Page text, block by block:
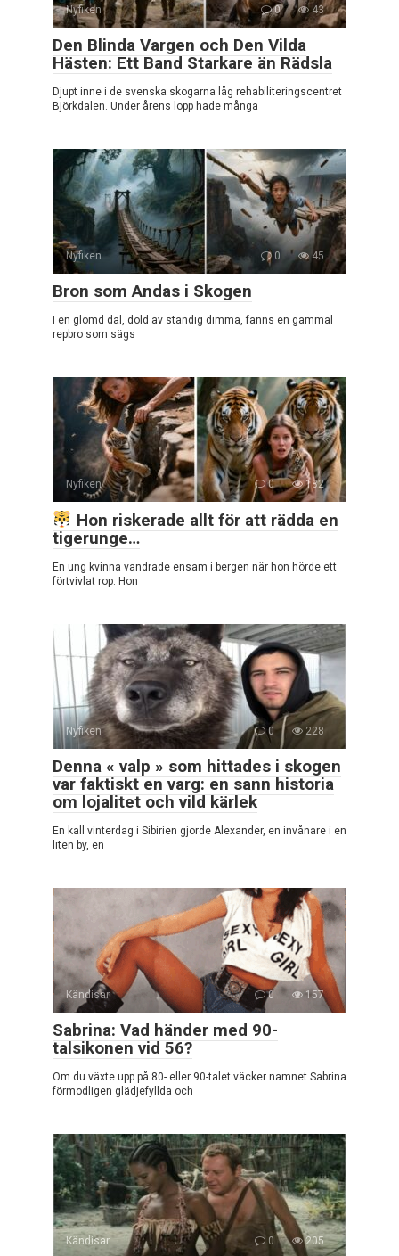
Nyfiken 0 43
Den Blinda Vargen och Den Vilda
Hästen: Ett Band Starkare än Rädsla
Djupt inne i de svenska skogarna låg rehabiliteringscentret
Björkdalen. Under årens lopp hade många
Nyfiken 0 45
Bron som Andas i Skogen
I en glömd dal, dold av ständig dimma, fanns en gammal
repbro som sägs
Nyfiken 0 182
Hon riskerade allt för att rädda en
tigerunge…
En ung kvinna vandrade ensam i bergen när hon hörde ett
förtvivlat rop. Hon
Nyfiken 0 228
Denna « valp » som hittades i skogen
var faktiskt en varg: en sann historia
om lojalitet och vild kärlek
En kall vinterdag i Sibirien gjorde Alexander, en invånare i en
liten by, en
Kändisar 0 157
Sabrina: Vad händer med 90-
talsikonen vid 56?
Om du växte upp på 80- eller 90-talet väcker namnet Sabrina
förmodligen glädjefyllda och
Kändisar 0 205